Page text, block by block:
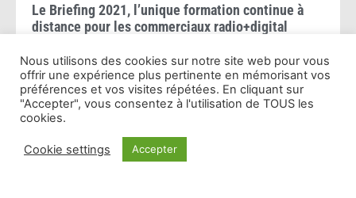
Le Briefing 2021, l’unique formation continue à
distance pour les commerciaux radio+digital
Lire plus »
Le Briefing 2020, l’unique formation à distance
pour les commerciaux radio+digital
Lire plus »
Nous utilisons des cookies sur notre site web pour vous
offrir une expérience plus pertinente en mémorisant vos
préférences et vos visites répétées. En cliquant sur
"Accepter", vous consentez à l'utilisation de TOUS les
cookies.
Cookie settings Accepter